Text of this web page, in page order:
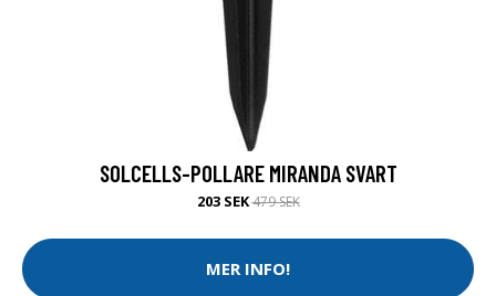
SOLCELLS-POLLARE MIRANDA SVART
203 SEK479 SEK
MER INFO!